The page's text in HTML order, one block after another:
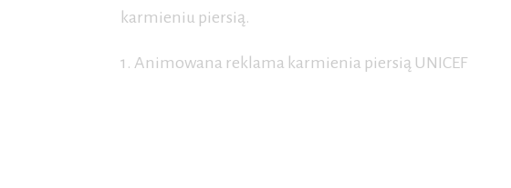
karmieniu piersią.
1. Animowana reklama karmienia piersią UNICEF